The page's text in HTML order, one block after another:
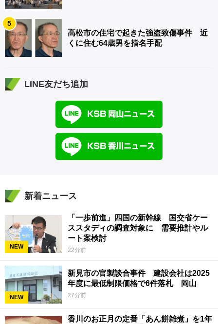
5
高松市の住宅で起きた強盗致傷事件 近
くに住む64歳男を指名手配
LINE友だち追加
新着ニュース
NEW
「一歩前進」四国の新幹線 国交省ケー
ススタディの調査対象に 需要推計やル
ート案検討
22分前
NEW
新見市の官製談合事件 建設会社は2025
年度に最低制限価格で6件落札 岡山
27分前
香川のお正月の定番「あん餅雑煮」を1年